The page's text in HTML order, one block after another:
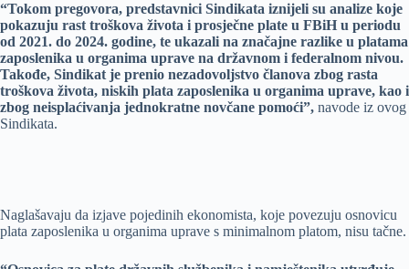
“Tokom pregovora, predstavnici Sindikata iznijeli su analize koje
pokazuju rast troškova života i prosječne plate u FBiH u periodu
od 2021. do 2024. godine, te ukazali na značajne razlike u platama
zaposlenika u organima uprave na državnom i federalnom nivou.
Takođe, Sindikat je prenio nezadovoljstvo članova zbog rasta
troškova života, niskih plata zaposlenika u organima uprave, kao i
zbog neisplaćivanja jednokratne novčane pomoći”, navode iz ovog
Sindikata.
Naglašavaju da izjave pojedinih ekonomista, koje povezuju osnovicu
plata zaposlenika u organima uprave s minimalnom platom, nisu tačne.